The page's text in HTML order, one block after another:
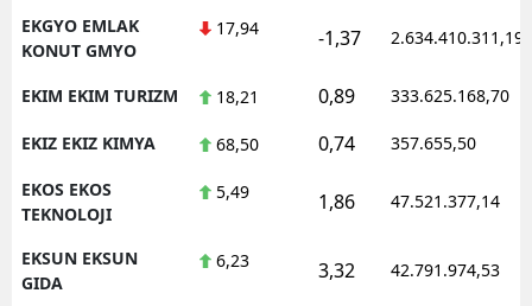
EKGYO EMLAK
KONUT GMYO
17,94 -1,37 2.634.410.311,19
EKIM EKIM TURIZM 18,21 0,89 333.625.168,70
EKIZ EKIZ KIMYA 68,50 0,74 357.655,50
EKOS EKOS
TEKNOLOJI
5,49 1,86 47.521.377,14
EKSUN EKSUN
GIDA
6,23 3,32 42.791.974,53